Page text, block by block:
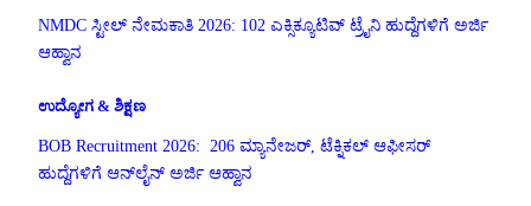
NMDC ಸ್ಟೀಲ್ ನೇಮಕಾತಿ 2026: 102 ಎಕ್ಸಿಕ್ಯೂಟಿವ್ ಟ್ರೈನಿ ಹುದ್ದೆಗಳಿಗೆ ಅರ್ಜಿ
ಆಹ್ವಾನ
ಉದ್ಯೋಗ & ಶಿಕ್ಷಣ
BOB Recruitment 2026: 206 ಮ್ಯಾನೇಜರ್, ಟೆಕ್ನಿಕಲ್ ಆಫೀಸರ್
ಹುದ್ದೆಗಳಿಗೆ ಆನ್‌ಲೈನ್ ಅರ್ಜಿ ಆಹ್ವಾನ